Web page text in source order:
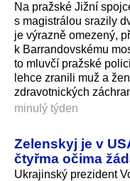
Na pražské Jižní
s magistrálou srazily
je výrazně omezený,
k Barrandovskému
to mluvčí pražské
lehce zranili muž a
zdravotnických
minulý týden
Zelenskyj je v
čtyřma očima
Ukrajinský prezident